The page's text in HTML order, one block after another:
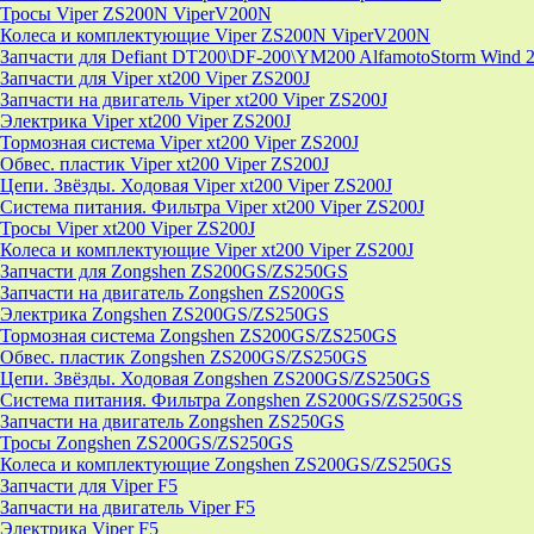
Тросы Viper ZS200N ViperV200N
Колеса и комплектующие Viper ZS200N ViperV200N
Запчасти для Defiant DT200\DF-200\YM200 AlfamotoStorm Wind
Запчасти для Viper xt200 Viper ZS200J
Запчасти на двигатель Viper xt200 Viper ZS200J
Электрика Viper xt200 Viper ZS200J
Тормозная система Viper xt200 Viper ZS200J
Обвес. пластик Viper xt200 Viper ZS200J
Цепи. Звёзды. Ходовая Viper xt200 Viper ZS200J
Система питания. Фильтра Viper xt200 Viper ZS200J
Тросы Viper xt200 Viper ZS200J
Колеса и комплектующие Viper xt200 Viper ZS200J
Запчасти для Zongshen ZS200GS/ZS250GS
Запчасти на двигатель Zongshen ZS200GS
Электрика Zongshen ZS200GS/ZS250GS
Тормозная система Zongshen ZS200GS/ZS250GS
Обвес. пластик Zongshen ZS200GS/ZS250GS
Цепи. Звёзды. Ходовая Zongshen ZS200GS/ZS250GS
Система питания. Фильтра Zongshen ZS200GS/ZS250GS
Запчасти на двигатель Zongshen ZS250GS
Тросы Zongshen ZS200GS/ZS250GS
Колеса и комплектующие Zongshen ZS200GS/ZS250GS
Запчасти для Viper F5
Запчасти на двигатель Viper F5
Электрика Viper F5